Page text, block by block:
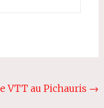
VTT au Pichauris →